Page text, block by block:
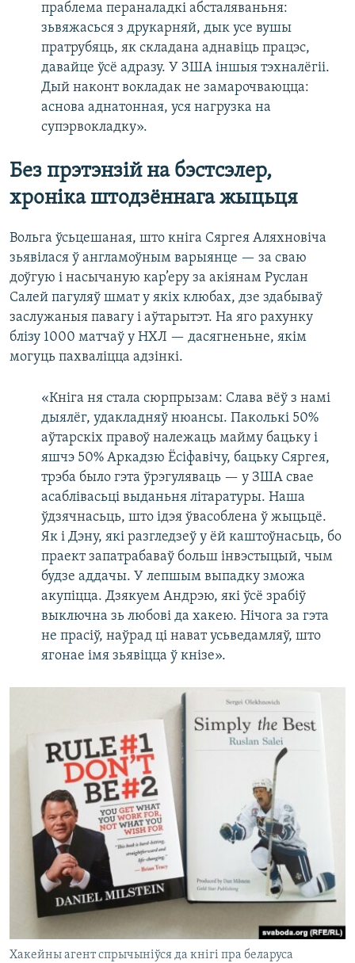
праблема пераналадкі абсталяваньня:
зьвяжасься з друкарняй, дык усе вушы
пратрубяць, як складана аднавіць працэс,
давайце ўсё адразу. У ЗША іншыя тэхналёгіі.
Дый наконт вокладак не замарочваюцца:
аснова аднатонная, уся нагрузка на
супэрвокладку».
Без прэтэнзій на бэстсэлер,
хроніка штодзённага жыцьця
Вольга ўсьцешаная, што кніга Сяргея Аляхновіча
зьявілася ў англамоўным варыянце — за сваю
доўгую і насычаную кар’еру за акіянам Руслан
Салей пагуляў шмат у якіх клюбах, дзе здабываў
заслужаныя павагу і аўтарытэт. На яго рахунку
блізу 1000 матчаў у НХЛ — дасягненьне, якім
могуць пахваліцца адзінкі.
«Кніга ня стала сюрпрызам: Слава вёў з намі
дыялёг, удакладняў нюансы. Паколькі 50%
аўтарскіх правоў належаць майму бацьку і
яшчэ 50% Аркадзю Ёсіфавічу, бацьку Сяргея,
трэба было гэта ўрэгуляваць — у ЗША свае
асаблівасьці выданьня літаратуры. Наша
ўдзячнасьць, што ідэя ўвасоблена ў жыцьцё.
Як і Дэну, які разгледзеў у ёй каштоўнасьць, бо
праект запатрабаваў больш інвэстыцый, чым
будзе аддачы. У лепшым выпадку зможа
акупіцца. Дзякуем Андрэю, які ўсё зрабіў
выключна зь любові да хакею. Нічога за гэта
не прасіў, наўрад ці нават усьведамляў, што
ягонае імя зьявіцца ў кнізе».
Хакейны агент спрычыніўся да кнігі пра беларуса